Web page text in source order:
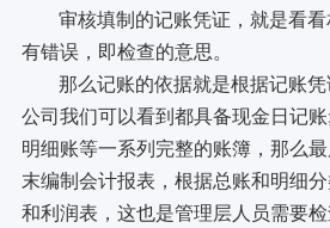
审核填制的记账凭证，就是看
有错误，即检查的意思。
那么记账的依据就是根据记账
公司我们可以看到都具备现金日记
明细账等一系列完整的账簿，那么
末编制会计报表，根据总账和明细
和利润表，这也是管理层人员需要检